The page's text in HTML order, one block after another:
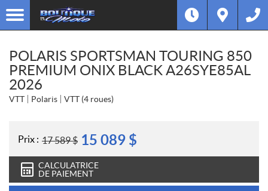
POLARIS SPORTSMAN TOURING 850
PREMIUM ONIX BLACK A26SYE85AL
2026
VTT Polaris VTT (4 roues)
Prix : 17 589$ 15 089 $
CALCULATRICE
DE PAIEMENT